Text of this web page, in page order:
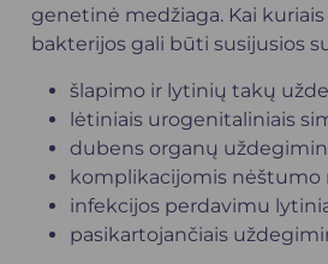
genetinė medžiaga. Kai kuriais
bakterijos gali būti susijusios
šlapimo ir lytinių takų
lėtiniais urogenitaliniais
dubens organų
komplikacijomis nėštumo
infekcijos perdavimu
pasikartojančiais